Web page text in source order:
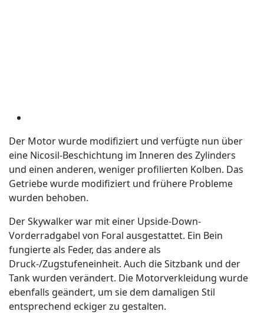
Der Motor wurde modifiziert und verfügte nun über
eine Nicosil-Beschichtung im Inneren des Zylinders
und einen anderen, weniger profilierten Kolben. Das
Getriebe wurde modifiziert und frühere Probleme
wurden behoben.
Der Skywalker war mit einer Upside-Down-
Vorderradgabel von Foral ausgestattet. Ein Bein
fungierte als Feder, das andere als
Druck-/Zugstufeneinheit. Auch die Sitzbank und der
Tank wurden verändert. Die Motorverkleidung wurde
ebenfalls geändert, um sie dem damaligen Stil
entsprechend eckiger zu gestalten.